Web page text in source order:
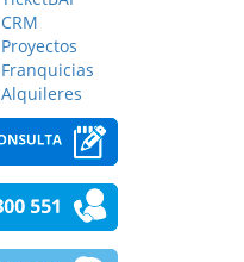
CRM
Proyectos
Franquicias
Alquileres